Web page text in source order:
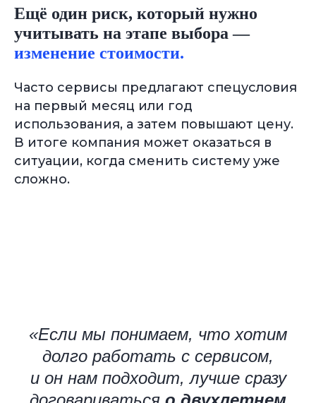
Ещё один риск, который нужно
учитывать на этапе выбора —
изменение стоимости.
Часто сервисы предлагают спецусловия
на первый месяц или год
использования, а затем повышают цену.
В итоге компания может оказаться в
ситуации, когда сменить систему уже
сложно.
«Если мы понимаем, что хотим
долго работать с сервисом,
и он нам подходит, лучше сразу